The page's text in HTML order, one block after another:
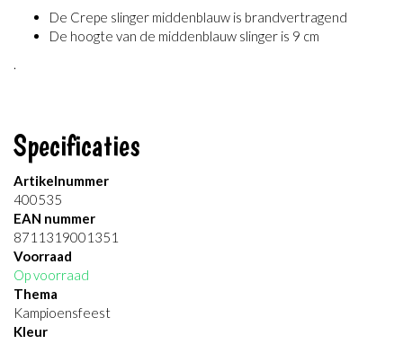
De Crepe slinger middenblauw is brandvertragend
De hoogte van de middenblauw slinger is 9 cm
.
Specificaties
Artikelnummer
400535
EAN nummer
8711319001351
Voorraad
Op voorraad
Thema
Kampioensfeest
Kleur